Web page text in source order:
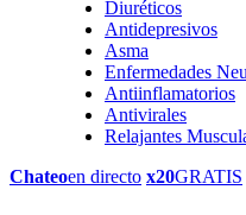
Diuréticos
Antidepresivos
Asma
Enfermedades
Antiinflamatorios
Antivirales
Relajantes
Chateoen directo x20GRATIS